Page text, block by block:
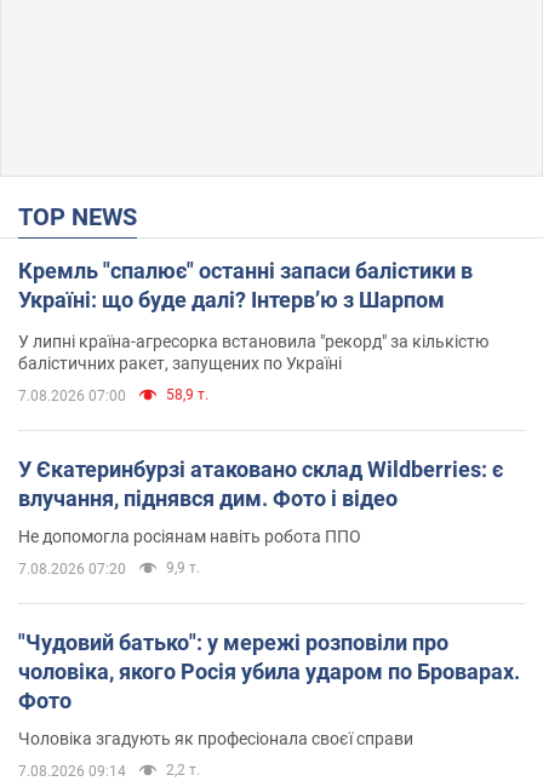
TOP NEWS
Кремль "спалює" останні запаси балістики в
Україні: що буде далі? Інтерв’ю з Шарпом
У липні країна-агресорка встановила "рекорд" за кількістю
балістичних ракет, запущених по Україні
7.08.2026 07:00 58,9 т.
У Єкатеринбурзі атаковано склад Wildberries: є
влучання, піднявся дим. Фото і відео
Не допомогла росіянам навіть робота ППО
7.08.2026 07:20 9,9 т.
"Чудовий батько": у мережі розповіли про
чоловіка, якого Росія убила ударом по Броварах.
Фото
Чоловіка згадують як професіонала своєї справи
7.08.2026 09:14 2,2 т.